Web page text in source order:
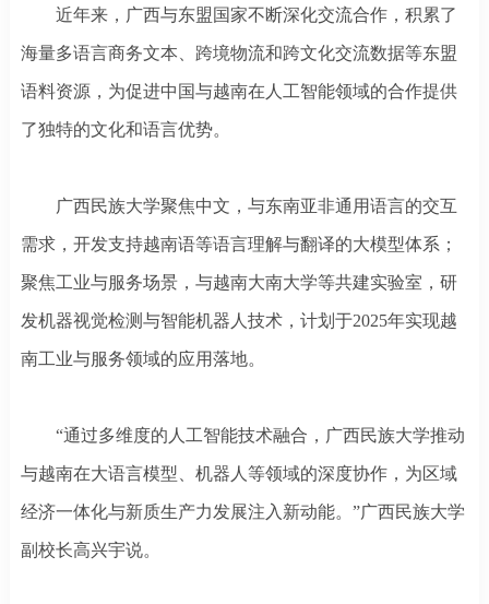
近年来，广西与东盟国家不断深化交流合作，积累了
海量多语言商务文本、跨境物流和跨文化交流数据等东盟
语料资源，为促进中国与越南在人工智能领域的合作提供
了独特的文化和语言优势。
广西民族大学聚焦中文，与东南亚非通用语言的交互
需求，开发支持越南语等语言理解与翻译的大模型体系；
聚焦工业与服务场景，与越南大南大学等共建实验室，研
发机器视觉检测与智能机器人技术，计划于2025年实现越
南工业与服务领域的应用落地。
“通过多维度的人工智能技术融合，广西民族大学推动
与越南在大语言模型、机器人等领域的深度协作，为区域
经济一体化与新质生产力发展注入新动能。”广西民族大学
副校长高兴宇说。